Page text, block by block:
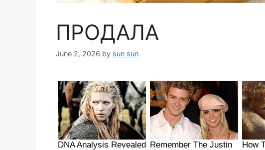
ПРОДАЛА
June 2, 2026 by sun sun